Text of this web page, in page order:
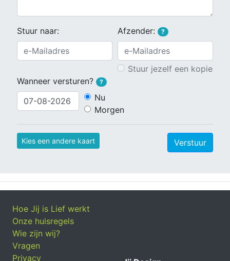
Stuur naar: Afzender: ?
Stuur jezelf een kopie
Wanneer versturen?
?
Nu
Morgen
Kies een andere kaart Verstuur
Hoe Jij is Lief werkt
Onze huisregels
Wie zijn wij?
Vragen
Privacy